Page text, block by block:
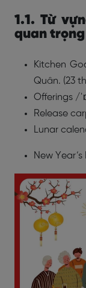
1.1. Từ
quan
Kitchen
Quân. (23
Offerings /
Release
Lunar
New